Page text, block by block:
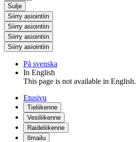
Sulje
Siirry asiointiin
Siirry asiointiin
Siirry asiointiin
Siirry asiointiin
På svenska
In English
This page is not available in English.
Etusivu
Tieliikenne
Vesiliikenne
Raideliikenne
Ilmailu